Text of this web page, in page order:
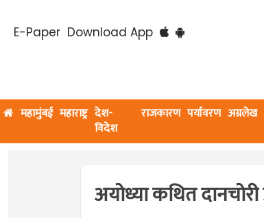
E-Paper Download App
महामुंबई महाराष्ट्र देश-
विदेश
राजकारण पर्यावरण अग्रलेख
अयोध्या कथित दानचोरी